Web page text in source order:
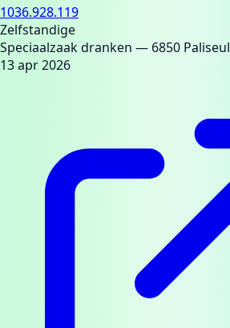
1036.928.119
Zelfstandige
Speciaalzaak dranken — 6850 Paliseul
13 apr 2026